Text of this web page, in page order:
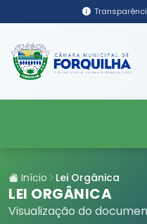
Início Lei Orgânica
LEI ORGÂNICA
Visualização do